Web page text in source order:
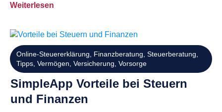
Weiterlesen
Online-Steuererklärung, Finanzberatung, Steuerberatung,
Tipps, Vermögen, Versicherung, Vorsorge
SimpleApp Vorteile bei Steuern
und Finanzen